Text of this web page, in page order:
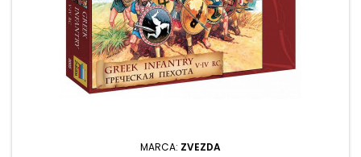
MARCA: ZVEZDA